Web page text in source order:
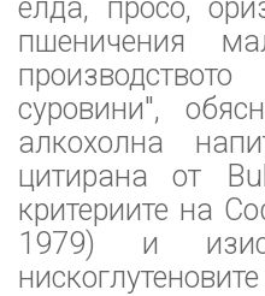
елда, просо,
пшеничения
суровини",
алкохолна
цитирана от
критериите на
1979) и